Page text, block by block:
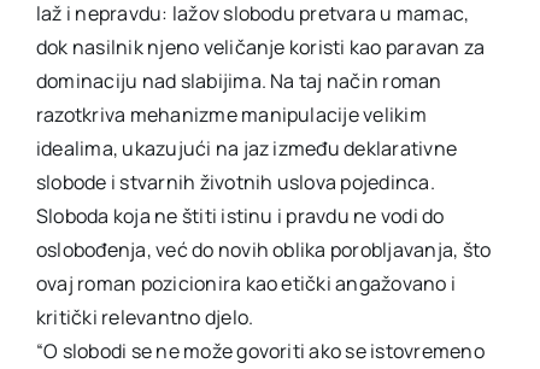
laž i nepravdu: lažov slobodu pretvara u mamac,
dok nasilnik njeno veličanje koristi kao paravan za
dominaciju nad slabijima. Na taj način roman
razotkriva mehanizme manipulacije velikim
idealima, ukazujući na jaz između deklarativne
slobode i stvarnih životnih uslova pojedinca.
Sloboda koja ne štiti istinu i pravdu ne vodi do
oslobođenja, već do novih oblika porobljavanja, što
ovaj roman pozicionira kao etički angažovano i
kritički relevantno djelo.
“O slobodi se ne može govoriti ako se istovremeno